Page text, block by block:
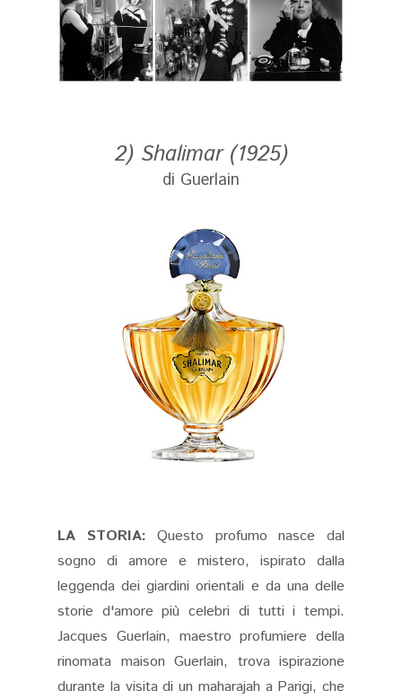
2) Shalimar (1925)
di Guerlain
LA STORIA: Questo profumo nasce dal
sogno di amore e mistero, ispirato dalla
leggenda dei giardini orientali e da una delle
storie d'amore più celebri di tutti i tempi.
Jacques Guerlain, maestro profumiere della
rinomata maison Guerlain, trova ispirazione
durante la visita di un maharajah a Parigi, che